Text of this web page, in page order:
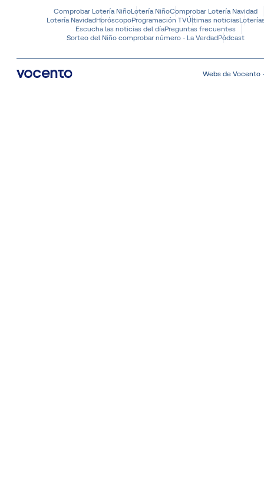
Comprobar Lotería NiñoLotería NiñoComprobar Lotería Navidad
Lotería NavidadHoróscopoProgramación TVÚltimas noticias
Escucha las noticias del díaPreguntas frecuentes
Sorteo del Niño comprobar número - La VerdadPódcast
Webs de Vocento